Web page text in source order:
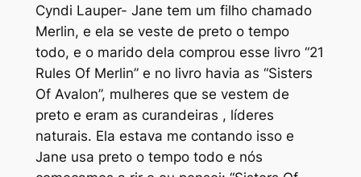
Cyndi Lauper- Jane tem um filho chamado
Merlin, e ela se veste de preto o tempo
todo, e o marido dela comprou esse livro “21
Rules Of Merlin” e no livro havia as “Sisters
Of Avalon”, mulheres que se vestem de
preto e eram as curandeiras , líderes
naturais. Ela estava me contando isso e
Jane usa preto o tempo todo e nós